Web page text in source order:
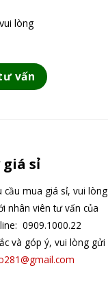
lòng
vấn
giá sỉ
cầu mua giá sỉ, vui lòng
nhân viên tư vấn của
0909.1000.22
và góp ý, vui lòng gửi